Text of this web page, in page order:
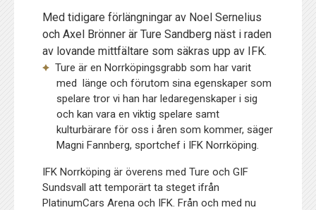
Med tidigare förlängningar av Noel Sernelius
och Axel Brönner är Ture Sandberg näst i raden
av lovande mittfältare som säkras upp av IFK.
Ture är en Norrköpingsgrabb som har varit
med länge och förutom sina egenskaper som
spelare tror vi han har ledaregenskaper i sig
och kan vara en viktig spelare samt
kulturbärare för oss i åren som kommer, säger
Magni Fannberg, sportchef i IFK Norrköping.
IFK Norrköping är överens med Ture och GIF
Sundsvall att temporärt ta steget ifrån
PlatinumCars Arena och IFK. Från och med nu